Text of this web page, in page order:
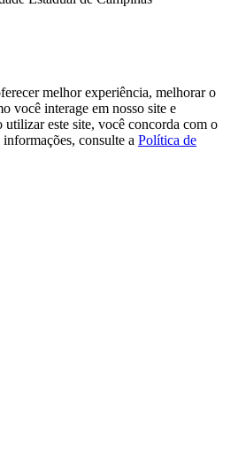
melhor experiência, melhorar o
você interage em nosso site e
este site, você concorda com o
consulte a Política de